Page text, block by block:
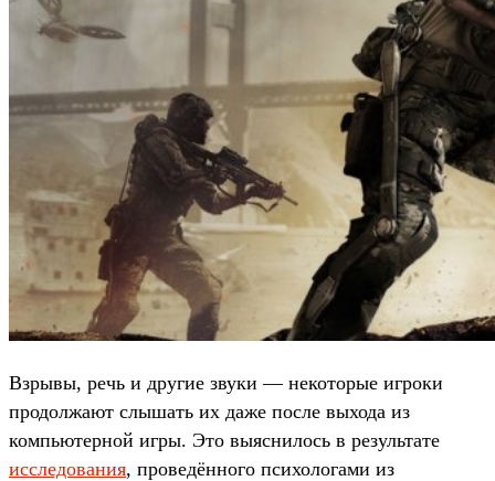
Взрывы, речь и другие звуки — некоторые игроки
продолжают слышать их даже после выхода из
компьютерной игры. Это выяснилось в результате
исследования, проведённого психологами из